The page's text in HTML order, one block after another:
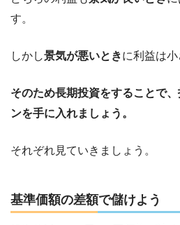
す。
しかし景気が悪いときに利益は小
そのため長期投資をすることで
ンを手に入れましょう。
それぞれ見ていきましょう。
基準価額の差額で儲けよう